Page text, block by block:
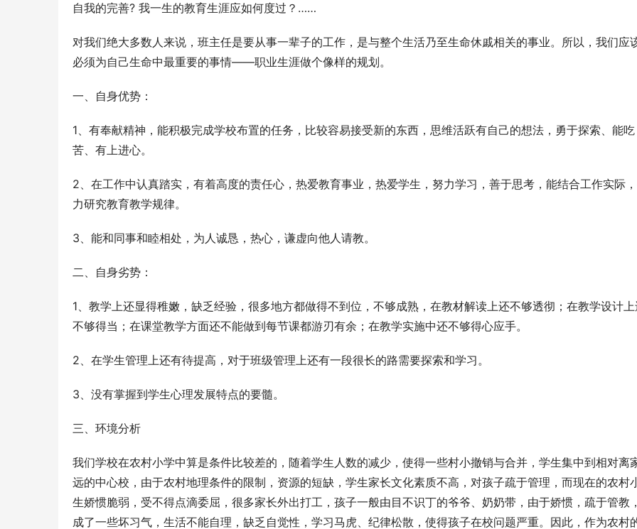
自我的完善? 我一生的教育生涯应如何度过？……
对我们绝大多数人来说，班主任是要从事一辈子的工作，是与整个生活乃至生命休戚相关的事业。所以，我们应
必须为自己生命中最重要的事情——职业生涯做个像样的规划。
一、自身优势：
1、有奉献精神，能积极完成学校布置的任务，比较容易接受新的东西，思维活跃有自己的想法，勇于探索、能吃
苦、有上进心。
2、在工作中认真踏实，有着高度的责任心，热爱教育事业，热爱学生，努力学习，善于思考，能结合工作实际
力研究教育教学规律。
3、能和同事和睦相处，为人诚恳，热心，谦虚向他人请教。
二、自身劣势：
1、教学上还显得稚嫩，缺乏经验，很多地方都做得不到位，不够成熟，在教材解读上还不够透彻；在教学设计
不够得当；在课堂教学方面还不能做到每节课都游刃有余；在教学实施中还不够得心应手。
2、在学生管理上还有待提高，对于班级管理上还有一段很长的路需要探索和学习。
3、没有掌握到学生心理发展特点的要髓。
三、环境分析
我们学校在农村小学中算是条件比较差的，随着学生人数的减少，使得一些村小撤销与合并，学生集中到相对离
远的中心校，由于农村地理条件的限制，资源的短缺，学生家长文化素质不高，对孩子疏于管理，而现在的农村
生娇惯脆弱，受不得点滴委屈，很多家长外出打工，孩子一般由目不识丁的爷爷、奶奶带，由于娇惯，疏于管教
成了一些坏习气，生活不能自理，缺乏自觉性，学习马虎、纪律松散，使得孩子在校问题严重。因此，作为农村